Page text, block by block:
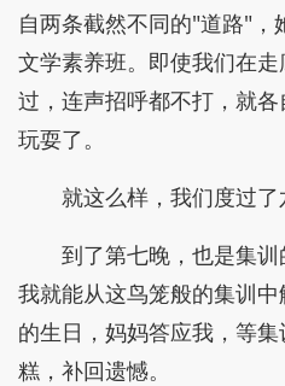
自两条截然不同的"道路"，
文学素养班。即使我们在
过，连声招呼都不打，就
玩耍了。
就这么样，我们度过了
到了第七晚，也是集训
我就能从这鸟笼般的集训
的生日，妈妈答应我，等
糕，补回遗憾。